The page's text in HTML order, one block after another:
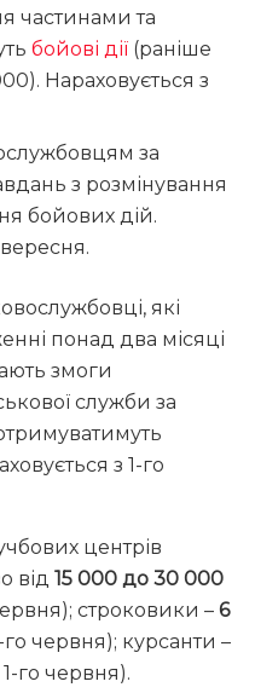
частинами та
бойові дії (раніше
Нараховується з
за
з розмінування
бойових дій.
які
понад два місяці
змоги
служби за
з 1-го
центрів
від 15 000 до 30 000
строковики – 6
го червня); курсанти –
го червня).